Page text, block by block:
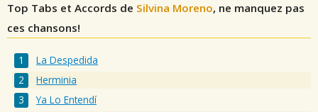
Top Tabs et Accords de Silvina Moreno, ne manquez pas
ces chansons!
La Despedida
Herminia
Ya Lo Entendí